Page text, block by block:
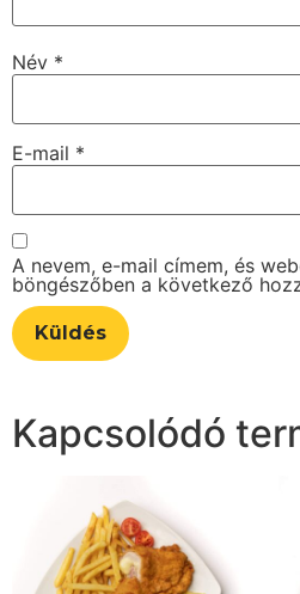
Név *
E-mail *
A nevem, e-mail címem, és
böngészőben a következő
Kapcsolódó